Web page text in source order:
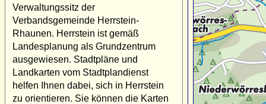
Verwaltungssitz der
Verbandsgemeinde Herrstein-
Rhaunen. Herrstein ist gemäß
Landesplanung als Grundzentrum
ausgewiesen. Stadtpläne und
Landkarten vom Stadtplandienst
helfen Ihnen dabei, sich in Herrstein
zu orientieren. Sie können die Karten